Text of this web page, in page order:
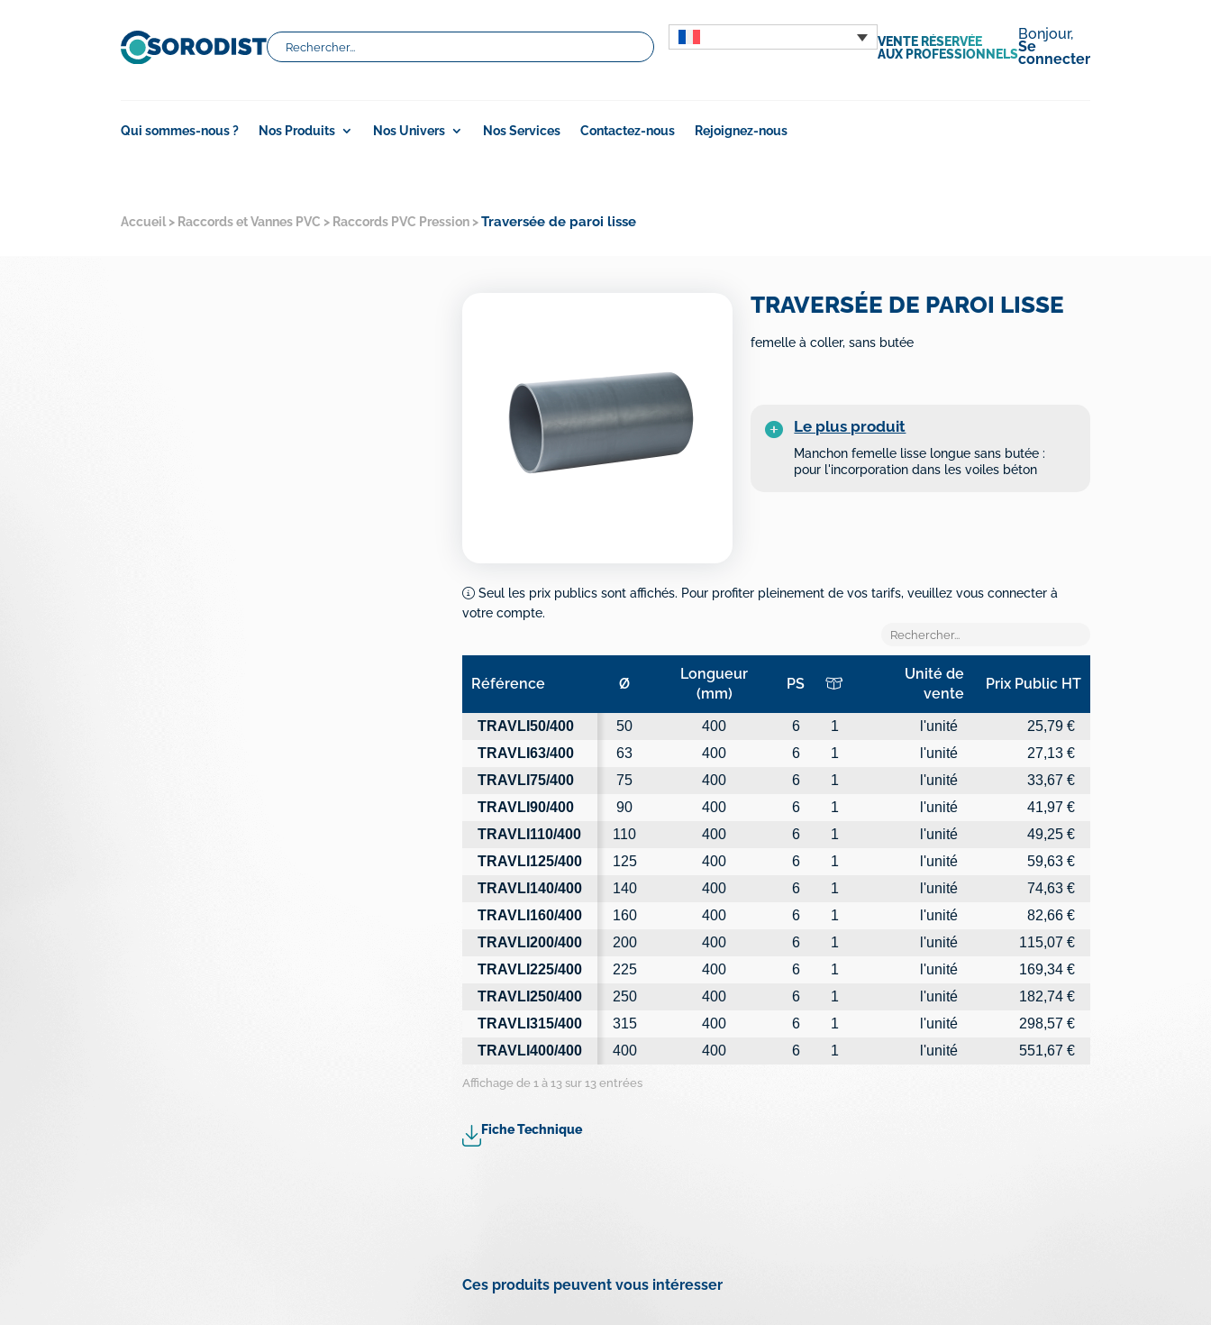
VENTE RÉSERVÉE
AUX PROFESSIONNELS
Bonjour,
Se
connecter
Qui sommes-nous ? Nos Produits Nos Univers Nos Services Contactez-nous Rejoignez-nous
Accueil > Raccords et Vannes PVC > Raccords PVC Pression >Traversée de paroi lisse
TRAVERSÉE DE PAROI LISSE
femelle à coller, sans butée
Le plus produit
Manchon femelle lisse longue sans butée :
pour l'incorporation dans les voiles béton
Seul les prix publics sont affichés. Pour profiter pleinement de vos tarifs, veuillez vous connecter à
votre compte.
Référence Ø
Longueur
(mm)
PS
Unité de
vente
Prix Public HT
Référence Ø Longueur (mm) PS Unité de vente Prix Public HT
TRAVLI50/400 50 400 6 1 l'unité
25,79 €
TRAVLI63/400
63 400 6 1 l'unité
27,13 €
TRAVLI75/400
75 400 6 1 l'unité
33,67 €
TRAVLI90/400
90 400 6 1 l'unité
41,97 €
TRAVLI110/400
110 400 6 1 l'unité
49,25 €
TRAVLI125/400
125 400 6 1 l'unité
59,63 €
TRAVLI140/400
140 400 6 1 l'unité
74,63 €
TRAVLI160/400
160 400 6 1 l'unité
82,66 €
TRAVLI200/400
200 400 6 1 l'unité
115,07 €
TRAVLI225/400
225 400 6 1 l'unité
169,34 €
TRAVLI250/400
250 400 6 1 l'unité
182,74 €
TRAVLI315/400
315 400 6 1 l'unité
298,57 €
TRAVLI400/400
400 400 6 1 l'unité 551,67 €
Affichage de 1 à 13 sur 13 entrées
Fiche Technique
Ces produits peuvent vous intéresser